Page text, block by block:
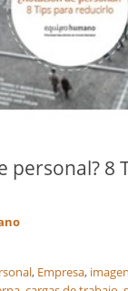
personal? 8
, Empresa,